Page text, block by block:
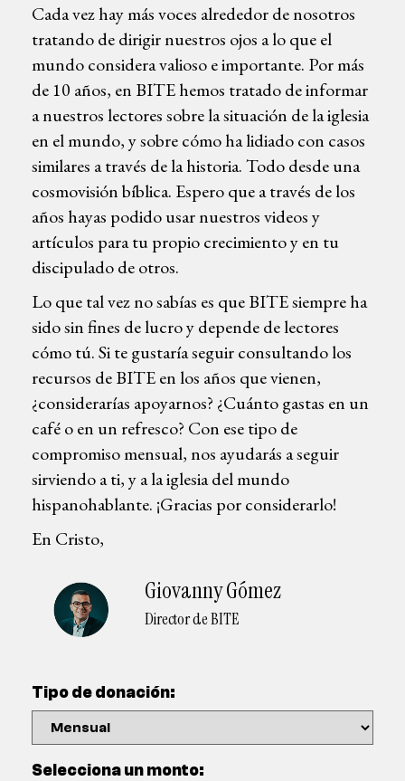
Cada vez hay más voces alrededor de nosotros
tratando de dirigir nuestros ojos a lo que el
mundo considera valioso e importante. Por más
de 10 años, en BITE hemos tratado de informar
a nuestros lectores sobre la situación de la iglesia
en el mundo, y sobre cómo ha lidiado con casos
similares a través de la historia. Todo desde una
cosmovisión bíblica. Espero que a través de los
años hayas podido usar nuestros videos y
artículos para tu propio crecimiento y en tu
discipulado de otros.
Lo que tal vez no sabías es que BITE siempre ha
sido sin fines de lucro y depende de lectores
cómo tú. Si te gustaría seguir consultando los
recursos de BITE en los años que vienen,
¿considerarías apoyarnos? ¿Cuánto gastas en un
café o en un refresco? Con ese tipo de
compromiso mensual, nos ayudarás a seguir
sirviendo a ti, y a la iglesia del mundo
hispanohablante. ¡Gracias por considerarlo!
En Cristo,
Giovanny Gómez
Director de BITE
Tipo de donación:
Selecciona un monto: